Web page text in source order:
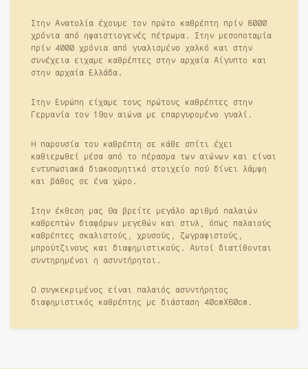
Στην Ανατολία έχουμε τον πρώτο καθρέπτη πρίν 8000
χρόνια από ηφαιστιογενές πέτρωμα. Στην μεσοποταμία
πρίν 4000 χρόνια από γυαλισμένο χαλκό και στην
συνέχεια ειχαμε καθρέπτες στην αρχαία Αίγυπτο και
στην αρχαία Ελλάδα.
Στην Ευρώπη είχαμε τους πρώτους καθρέπτες στην
Γερμανία τον 19ον αιώνα με επαργυρομένο γυαλί.
Η παρουσία του καθρέπτη σε κάθε σπίτι έχει
καθιερωθεί μέσα από το πέρασμα των αιώνων και είναι
εντυπωσιακά διακοσμητικό στοιχείο πού δίνει λάμψη
και βάθος σε ένα χώρο.
Στην έκθεση μας Θα βρείτε μεγάλο αριθμό παλαιών
καθρεπτών διαφόρων μεγεθών και στυλ, όπως παλαιούς
καθρέπτες σκαλιστούς, χρυσούς, ζωγραφιστούς,
μπρούτζινους και διαφημιστικούς. Αυτοί διατίθονται
συντηρημένοι η ασυντήρητοι.
Ο συγκεκριμένος είναι παλαιός ασυντήρητος
διαφημιστικός καθρέπτης με διάσταση 40cmX60cm.